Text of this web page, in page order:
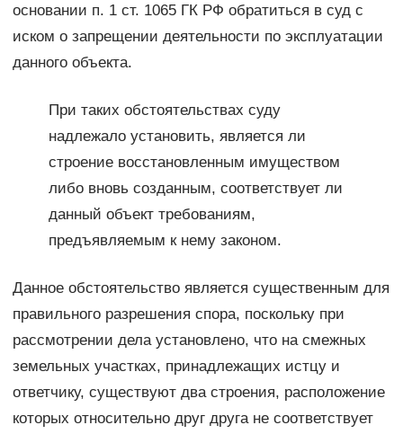
основании п. 1 ст. 1065 ГК РФ обратиться в суд с
иском о запрещении деятельности по эксплуатации
данного объекта.
При таких обстоятельствах суду
надлежало установить, является ли
строение восстановленным имуществом
либо вновь созданным, соответствует ли
данный объект требованиям,
предъявляемым к нему законом.
Данное обстоятельство является существенным для
правильного разрешения спора, поскольку при
рассмотрении дела установлено, что на смежных
земельных участках, принадлежащих истцу и
ответчику, существуют два строения, расположение
которых относительно друг друга не соответствует